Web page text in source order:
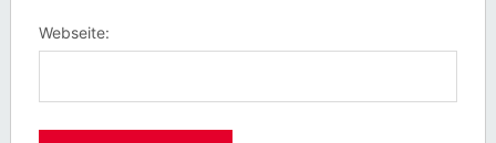
Webseite: